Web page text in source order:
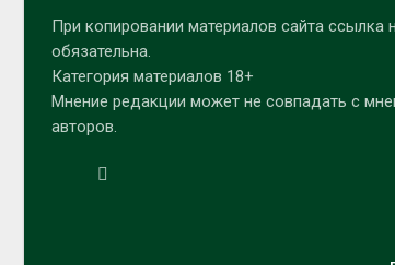
При копировании материалов сайта ссылка
обязательна.
Категория материалов 18+
Мнение редакции может не совпадать с
авторов.